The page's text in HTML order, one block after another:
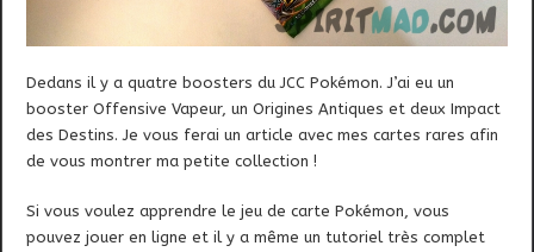
Dedans il y a quatre boosters du JCC Pokémon. J’ai eu un
booster Offensive Vapeur, un Origines Antiques et deux Impact
des Destins. Je vous ferai un article avec mes cartes rares afin
de vous montrer ma petite collection !
Si vous voulez apprendre le jeu de carte Pokémon, vous
pouvez jouer en ligne et il y a même un tutoriel très complet